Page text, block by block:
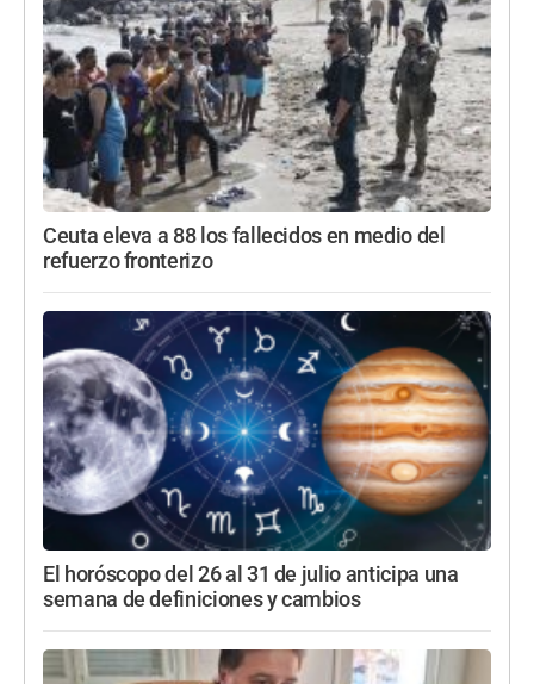
Ceuta eleva a 88 los fallecidos en medio del
refuerzo fronterizo
El horóscopo del 26 al 31 de julio anticipa una
semana de definiciones y cambios